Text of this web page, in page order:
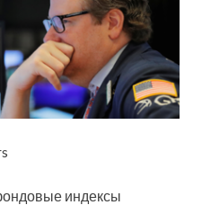
индексы